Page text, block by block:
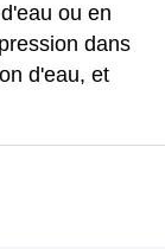
ou en
dans
d'eau, et